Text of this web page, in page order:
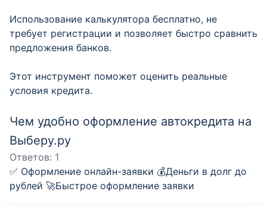
Использование калькулятора бесплатно, не
требует регистрации и позволяет быстро сравнить
предложения банков.
Этот инструмент поможет оценить реальные
условия кредита.
Чем удобно оформление автокредита на
Выберу.ру
Ответов: 1
✅ Оформление онлайн-заявки 💰Деньги в долг до
рублей 🚀Быстрое оформление заявки